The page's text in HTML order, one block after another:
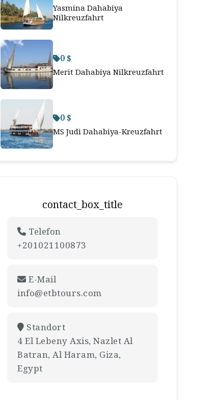
Yasmina Dahabiya
Nilkreuzfahrt
0 $
Merit Dahabiya Nilkreuzfahrt
0 $
MS Judi Dahabiya-Kreuzfahrt
contact_box_title
Telefon
+201021100873
E-Mail
info@etbtours.com
Standort
4 El Lebeny Axis, Nazlet Al
Batran, Al Haram, Giza,
Egypt